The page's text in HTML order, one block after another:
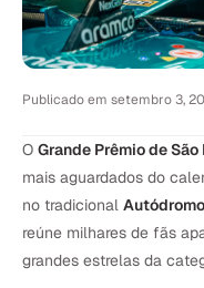
Publicado em setembro 3,
O Grande Prêmio de São
mais aguardados do
no tradicional
reúne milhares de fãs
grandes estrelas da